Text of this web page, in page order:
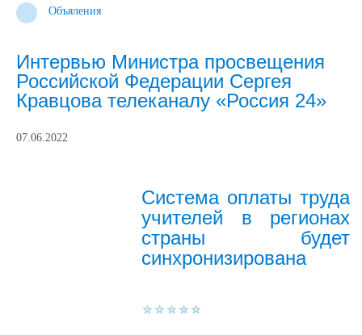
Объяления
Интервью Министра просвещения
Российской Федерации Сергея
Кравцова телеканалу «Россия 24»
07.06.2022
Система оплаты труда
учителей в регионах
страны будет
синхронизирована